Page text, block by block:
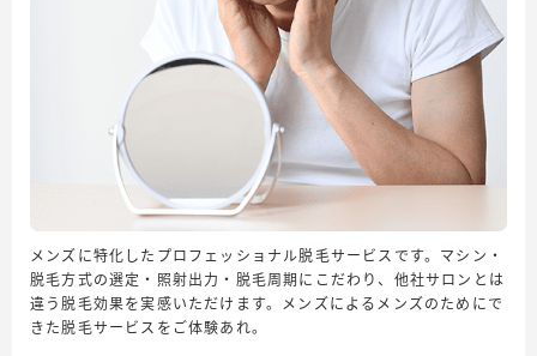
メンズに特化したプロフェッショナル脱毛サービスです。マシン・
脱毛方式の選定・照射出力・脱毛周期にこだわり、他社サロンとは
違う脱毛効果を実感いただけます。メンズによるメンズのためにで
きた脱毛サービスをご体験あれ。